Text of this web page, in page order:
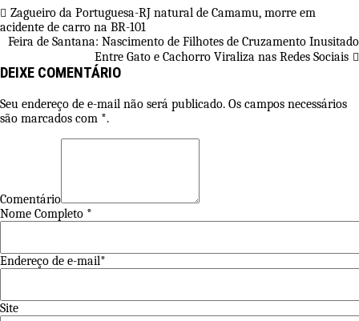
Zagueiro da Portuguesa-RJ natural de Camamu, morre em
acidente de carro na BR-101
Feira de Santana: Nascimento de Filhotes de Cruzamento Inusitado
Entre Gato e Cachorro Viraliza nas Redes Sociais
DEIXE COMENTÁRIO
Seu endereço de e-mail não será publicado. Os campos necessários
são marcados com *.
Comentário
Nome Completo *
Endereço de e-mail*
Site